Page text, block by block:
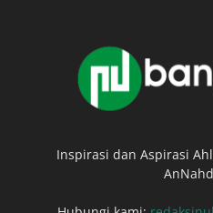
Inspirasi dan Aspirasi